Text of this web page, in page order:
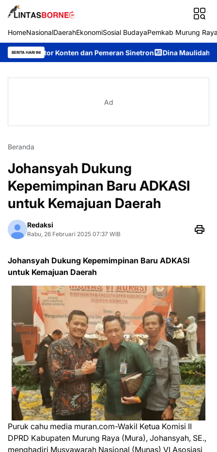
HomeNasionalDaerahEkonomiSosial BudayaPemkab Murung
BERITA HARI INI
Konten dan Pemeran Sinetron Dina Maulidah Terpilih
Ad
Beranda
Johansyah Dukung
Kepemimpinan Baru ADKASI
untuk Kemajuan Daerah
Redaksi
Rabu, 26 Februari 2025 07:37 WIB
Johansyah Dukung Kepemimpinan Baru ADKASI
untuk Kemajuan Daerah
Puruk cahu media muran.com-Wakil Ketua Komisi II
DPRD Kabupaten Murung Raya (Mura), Johansyah, SE.,
menghadiri Musyawarah Nasional (Munas) VI Asosiasi